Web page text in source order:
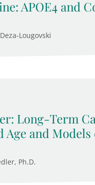
APOE4 and
Lougovski
Long-Term
Age and
Ph.D.